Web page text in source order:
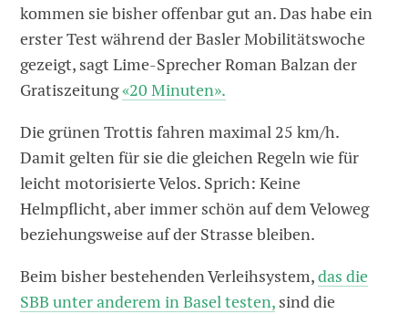
kommen sie bisher offenbar gut an. Das habe ein
erster Test während der Basler Mobilitätswoche
gezeigt, sagt Lime-Sprecher Roman Balzan der
Gratiszeitung«20 Minuten».
Die grünen Trottis fahren maximal 25 km/h.
Damit gelten für sie die gleichen Regeln wie für
leicht motorisierte Velos. Sprich: Keine
Helmpflicht, aber immer schön auf dem Veloweg
beziehungsweise auf der Strasse bleiben.
Beim bisher bestehenden Verleihsystem,das die
SBB unter anderem in Basel testen, sind die